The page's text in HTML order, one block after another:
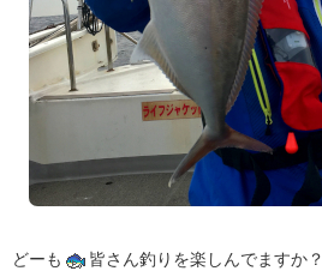
どーも 皆さん釣りを楽しんでますか？